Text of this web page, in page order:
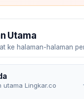
Utama
ke halaman-halaman
utama Lingkar.co